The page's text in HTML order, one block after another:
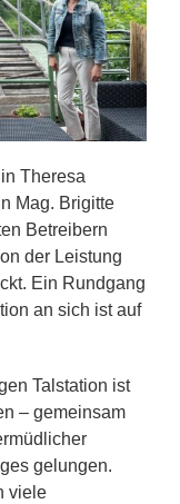
Theresa
Mag. Brigitte
Betreibern
der Leistung
Ein Rundgang
an sich ist auf
Talstation ist
– gemeinsam
gelungen.
viele